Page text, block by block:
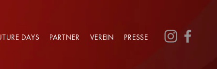
DAYS PARTNER VEREIN PRESSE